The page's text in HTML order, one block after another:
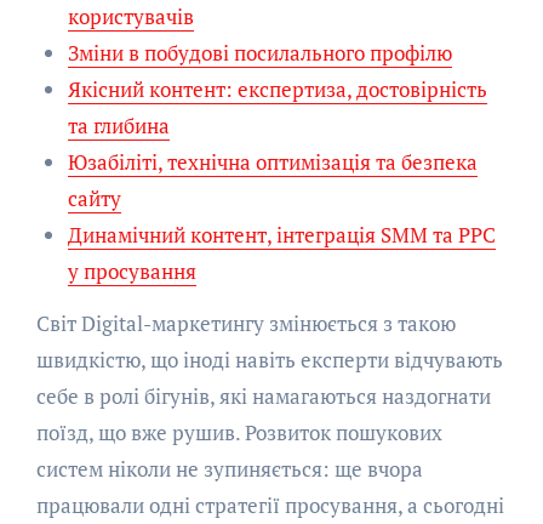
користувачів
Зміни в побудові посилального профілю
Якісний контент: експертиза, достовірність
та глибина
Юзабіліті, технічна оптимізація та безпека
сайту
Динамічний контент, інтеграція SMM та PPC
у просування
Світ Digital-маркетингу змінюється з такою
швидкістю, що іноді навіть експерти відчувають
себе в ролі бігунів, які намагаються наздогнати
поїзд, що вже рушив. Розвиток пошукових
систем ніколи не зупиняється: ще вчора
працювали одні стратегії просування, а сьогодні